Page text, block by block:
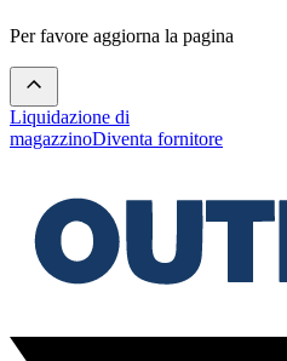
Per favore aggiorna la pagina
Liquidazione di
magazzinoDiventa fornitore